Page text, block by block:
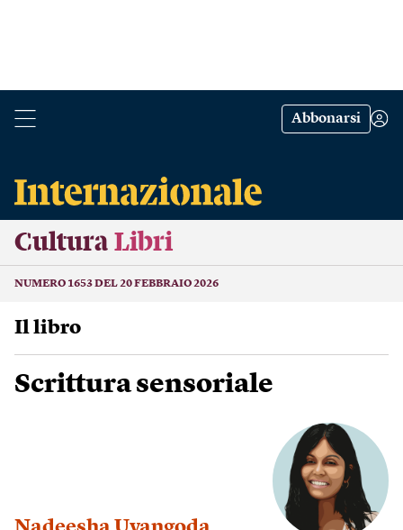
Abbonarsi
Cultura Libri
NUMERO 1653 DEL 20 FEBBRAIO 2026
Il libro
Scrittura sensoriale